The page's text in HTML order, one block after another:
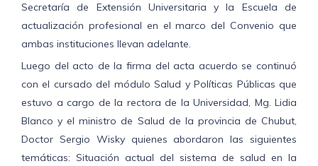
Secretaría de Extensión Universitaria y la Escuela de
actualización profesional en el marco del Convenio que
ambas instituciones llevan adelante.
Luego del acto de la firma del acta acuerdo se continuó
con el cursado del módulo Salud y Políticas Públicas que
estuvo a cargo de la rectora de la Universidad, Mg. Lidia
Blanco y el ministro de Salud de la provincia de Chubut,
Doctor Sergio Wisky quienes abordaron las siguientes
temáticas: Situación actual del sistema de salud en la